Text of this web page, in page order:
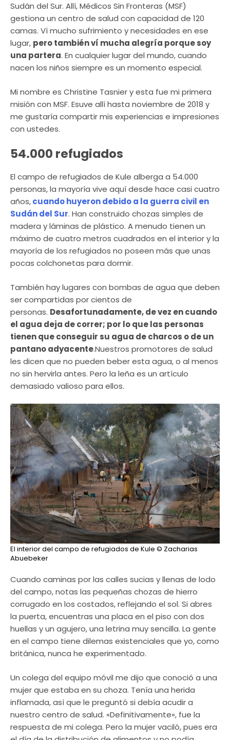
Sudán del Sur. Allí, Médicos Sin Fronteras (MSF)
gestiona un centro de salud con capacidad de 120
camas. Ví mucho sufrimiento y necesidades en ese
lugar, pero también ví mucha alegría porque soy
una partera. En cualquier lugar del mundo, cuando
nacen los niños siempre es un momento especial.
Mi nombre es Christine Tasnier y esta fue mi primera
misión con MSF. Esuve allí hasta noviembre de 2018 y
me gustaría compartir mis experiencias e impresiones
con ustedes.
54.000 refugiados
El campo de refugiados de Kule alberga a 54.000
personas, la mayoría vive aquí desde hace casi cuatro
años,cuando huyeron debido a la guerra civil en
Sudán del Sur. Han construido chozas simples de
madera y láminas de plástico. A menudo tienen un
máximo de cuatro metros cuadrados en el interior y la
mayoría de los refugiados no poseen más que unas
pocas colchonetas para dormir.
También hay lugares con bombas de agua que deben
ser compartidas por cientos de
personas. Desafortunadamente, de vez en cuando
el agua deja de correr; por lo que las personas
tienen que conseguir su agua de charcos o de un
pantano adyacente.Nuestros promotores de salud
les dicen que no pueden beber esta agua, o al menos
no sin hervirla antes. Pero la leña es un artículo
demasiado valioso para ellos.
El interior del campo de refugiados de Kule © Zacharias
Abuebeker
Cuando caminas por las calles sucias y llenas de lodo
del campo, notas las pequeñas chozas de hierro
corrugado en los costados, reflejando el sol. Si abres
la puerta, encuentras una placa en el piso con dos
huellas y un agujero, una letrina muy sencilla. La gente
en el campo tiene dilemas existenciales que yo, como
británica, nunca he experimentado.
Un colega del equipo móvil me dijo que conoció a una
mujer que estaba en su choza. Tenía una herida
inflamada, así que le preguntó si debía acudir a
nuestro centro de salud. «Definitivamente», fue la
respuesta de mi colega. Pero la mujer vaciló, pues era